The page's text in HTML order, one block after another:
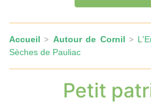
Accueil > Autour de Cornil >
Sèches de Pauliac
Petit